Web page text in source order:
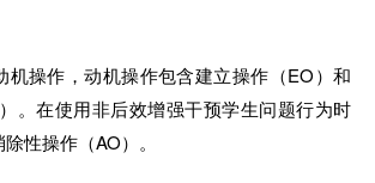
机操作，动机操作包含建立操作（EO）和
。在使用非后效增强干预学生问题行为时
性操作（AO）。